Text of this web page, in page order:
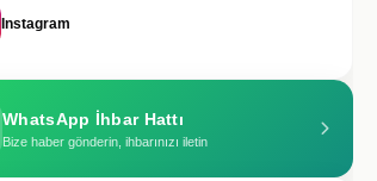
Instagram
WhatsApp İhbar Hattı
Bize haber gönderin, ihbarınızı iletin